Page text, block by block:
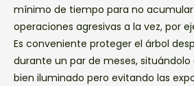
mínimo de tiempo para no
operaciones agresivas a la vez, por
Es conveniente proteger el árbol
durante un par de meses,
bien iluminado pero evitando las